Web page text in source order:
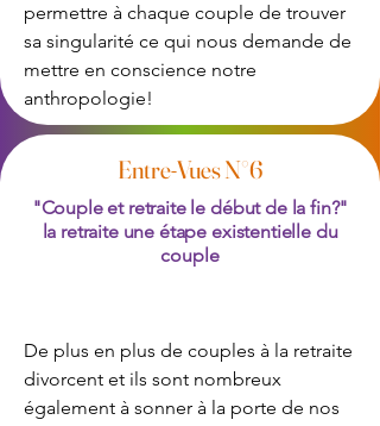
permettre à chaque couple de trouver
sa singularité ce qui nous demande de
mettre en conscience notre
anthropologie!
Entre-Vues N°6
"Couple et retraite le début de la fin?"
la retraite une étape existentielle du
couple
De plus en plus de couples à la retraite
divorcent et ils sont nombreux
également à sonner à la porte de nos